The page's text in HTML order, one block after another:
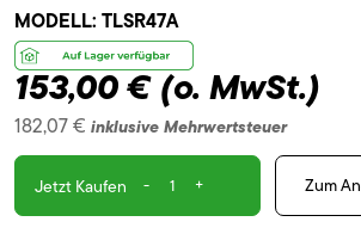
MODELL: TLSR47A
153,00 €(o. MwSt.)
182,07 € inklusive Mehrwertsteuer
Jetzt Kaufen - + Zum